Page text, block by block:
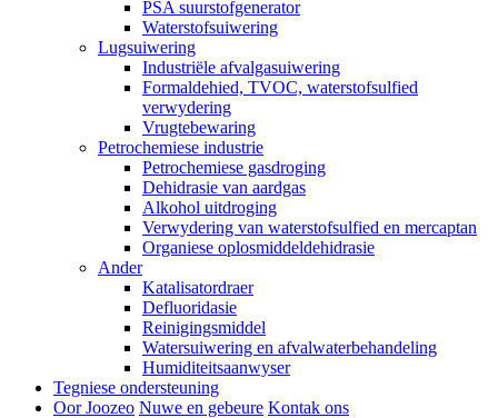
PSA suurstofgenerator
Waterstofsuiwering
Lugsuiwering
Industriële afvalgasuiwering
Formaldehied, TVOC, waterstofsulfied
verwydering
Vrugtebewaring
Petrochemiese industrie
Petrochemiese gasdroging
Dehidrasie van aardgas
Alkohol uitdroging
Verwydering van waterstofsulfied en mercaptan
Organiese oplosmiddeldehidrasie
Ander
Katalisatordraer
Defluoridasie
Reinigingsmiddel
Watersuiwering en afvalwaterbehandeling
Humiditeitsaanwyser
Tegniese ondersteuning
Oor Joozeo Nuwe en gebeure Kontak ons